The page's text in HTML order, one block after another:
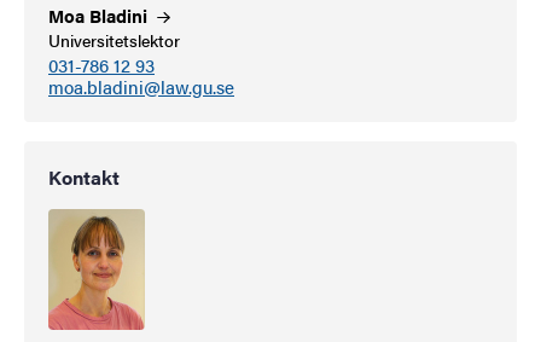
Moa Bladini
Universitetslektor
031-786 12 93
moa.bladini@law.gu.se
Kontakt